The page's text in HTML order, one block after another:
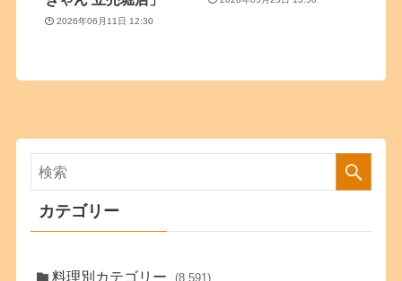
2026年06月11日 12:30
カテゴリー
料理別カテゴリー (8,591)